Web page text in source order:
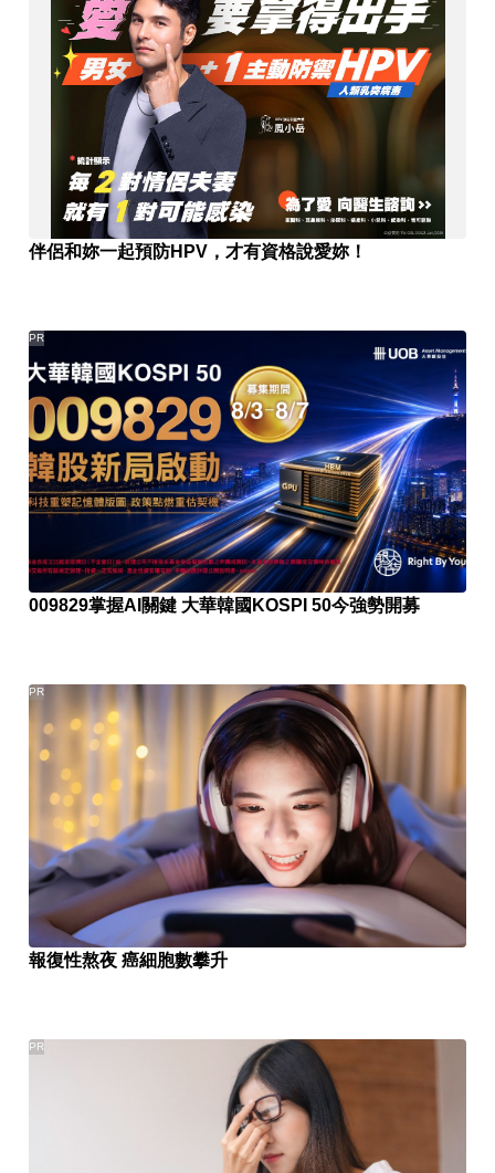
伴侶和妳一起預防HPV，才有資格說愛妳！
009829掌握AI關鍵 大華韓國KOSPI 50今強勢開募
PR
報復性熬夜 癌細胞數攀升
PR
PR